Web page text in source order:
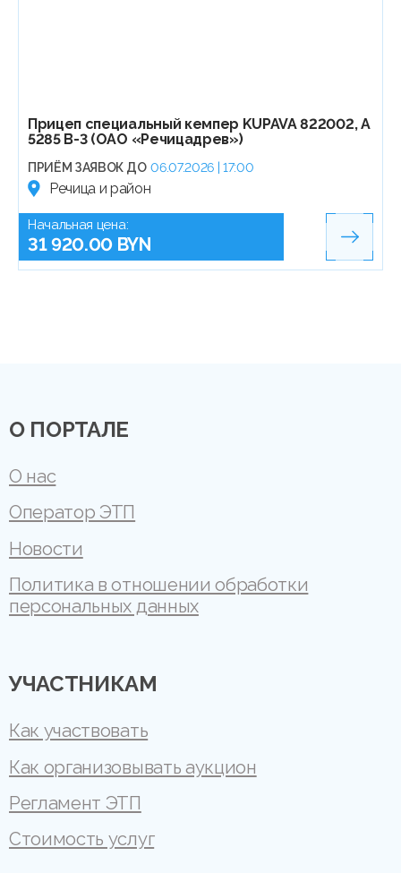
Прицеп специальный кемпер KUPAVA 822002, А
5285 В-3 (ОАО «Речицадрев»)
ПРИЁМ ЗАЯВОК ДО 06.07.2026 | 17:00
Речица и район
Начальная цена:
31 920.00 BYN
О ПОРТАЛЕ
О нас
Оператор ЭТП
Новости
Политика в отношении обработки
персональных данных
УЧАСТНИКАМ
Как участвовать
Как организовывать аукцион
Регламент ЭТП
Стоимость услуг